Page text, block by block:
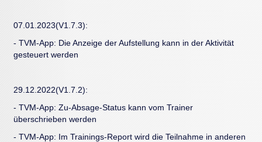
07.01.2023(V1.7.3):
- TVM-App: Die Anzeige der Aufstellung kann in der Aktivität
gesteuert werden
29.12.2022(V1.7.2):
- TVM-App: Zu-Absage-Status kann vom Trainer
überschrieben werden
- TVM-App: Im Trainings-Report wird die Teilnahme in anderen